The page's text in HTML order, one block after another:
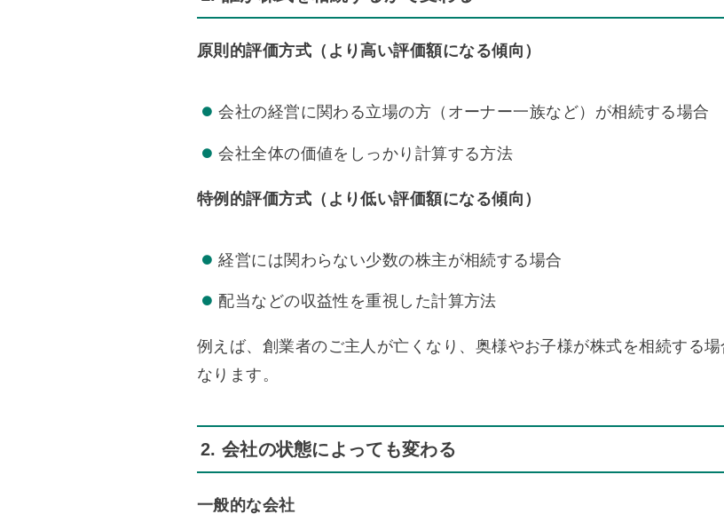
原則的評価方式（より高い評価額になる傾向）
会社の経営に関わる立場の方（オーナー一族など）が相続する場合
会社全体の価値をしっかり計算する方法
特例的評価方式（より低い評価額になる傾向）
経営には関わらない少数の株主が相続する場合
配当などの収益性を重視した計算方法
例えば、創業者のご主人が亡くなり、奥様やお子様が株式を相続する
なります。
2. 会社の状態によっても変わる
一般的な会社